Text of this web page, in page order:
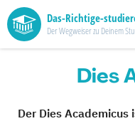
Das-Richtige-
Der Wegweiser zu Deinem
Dies
Der Dies